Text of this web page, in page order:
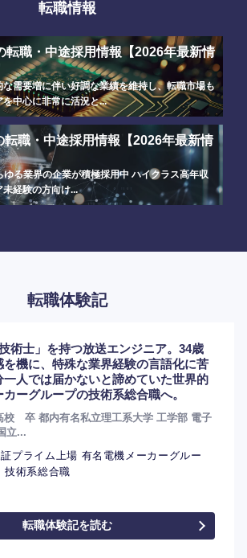
転職情報
転職・中途採用情報【2026年最新情
需要増に伴い好調な業績を維持し、転職市場も
を中心に非常に活況と...
転職・中途採用情報【2026年最新情
ゆる業界の企業が積極採用中 ハイクラス高年収
経験の方向け...
転職体験記
術士」を持つ放送エンジニア。34歳
機に、特殊な業界経験の言語化に苦
人では届かないと諦めていた世界的
ーグループの技術系総合職へ。
校 卒 都内有名私立理工系大学 工学部 電子
立...
証プライム上場 有名電機メーカーグルー
技術系総合職
転職体験記を読む